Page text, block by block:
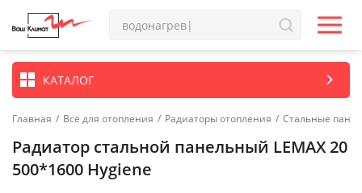
КАТАЛОГ
Главная / Всё для отопления / Радиаторы отопления / Стальные
Радиатор стальной панельный LEMAX 20
500*1600 Hygiene